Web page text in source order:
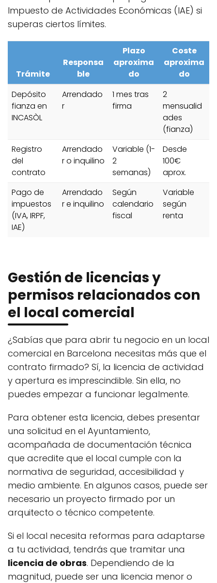
Impuesto de Actividades Económicas (IAE) si
superas ciertos límites.
Trámite
Responsa
ble
Plazo
aproxima
do
Coste
aproxima
do
Depósito
fianza en
INCASÒL
Arrendado
r
1 mes tras
firma
2
mensualid
ades
(fianza)
Registro
del
contrato
Arrendado
r o inquilino
Variable (1-
2
semanas)
Desde
100€
aprox.
Pago de
impuestos
(IVA, IRPF,
IAE)
Arrendado
r e inquilino
Según
calendario
fiscal
Variable
según
renta
Gestión de licencias y
permisos relacionados con
el local comercial
¿Sabías que para abrir tu negocio en un local
comercial en Barcelona necesitas más que el
contrato firmado? Sí, la licencia de actividad
y apertura es imprescindible. Sin ella, no
puedes empezar a funcionar legalmente.
Para obtener esta licencia, debes presentar
una solicitud en el Ayuntamiento,
acompañada de documentación técnica
que acredite que el local cumple con la
normativa de seguridad, accesibilidad y
medio ambiente. En algunos casos, puede ser
necesario un proyecto firmado por un
arquitecto o técnico competente.
Si el local necesita reformas para adaptarse
a tu actividad, tendrás que tramitar una
licencia de obras. Dependiendo de la
magnitud, puede ser una licencia menor o